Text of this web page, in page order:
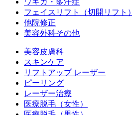
ワキガ・多汗症
フェイスリフト（切開リフト）
他院修正
美容外科その他
美容皮膚科
スキンケア
リフトアップ レーザー
ピーリング
レーザー治療
医療脱毛（女性）